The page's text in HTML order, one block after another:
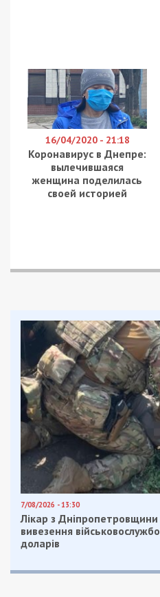
Напомним, в
ремонтировали
департамента
безосновательно
тысяч гривен на
отвечающей за ремонт,
работающих.
За дело взялись
управления защиты
Днепропетровской
областной прокуратуры
директора
махинациям во время
ремонтов лифтов и
Владиславу Грицаю
преступлении.По
ущерба составляет 2,5
Немногим позже
Селин заявил, что
ответственности
жилищного хозяйства
Грицая пытаются
работы Грицая и